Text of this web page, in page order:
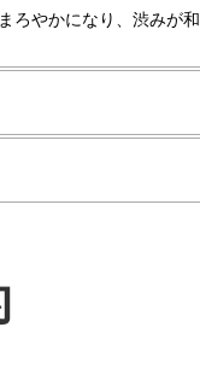
やかになり、渋みが和